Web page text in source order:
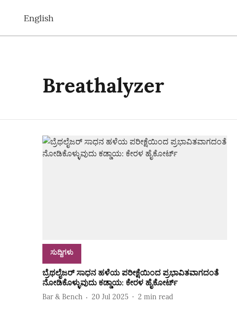
English
Breathalyzer
ಸುದ್ದಿಗಳು
ಬ್ರೆಥಲೈಜರ್ ಸಾಧನ ಹಳೆಯ ಪರೀಕ್ಷೆಯಿಂದ ಪ್ರಭಾವಿತವಾಗದಂತೆ
ನೋಡಿಕೊಳ್ಳುವುದು ಕಡ್ಡಾಯ: ಕೇರಳ ಹೈಕೋರ್ಟ್
Bar & Bench 20 Jul 2025 2 min read